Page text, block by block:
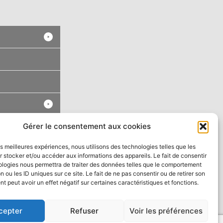
Gérer le consentement aux cookies
meilleures expériences, nous utilisons des technologies telles que les
stocker et/ou accéder aux informations des appareils. Le fait de consentir
nous permettra de traiter des données telles que le comportement
ou les ID uniques sur ce site. Le fait de ne pas consentir ou de retirer son
peut avoir un effet négatif sur certaines caractéristiques et fonctions.
Refuser Voir les préférences